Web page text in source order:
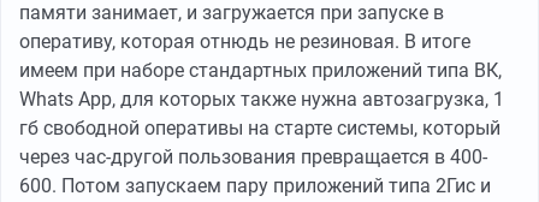
памяти занимает, и загружается при запуске в
оперативу, которая отнюдь не резиновая. В итоге
имеем при наборе стандартных приложений типа ВК,
Whats App, для которых также нужна автозагрузка, 1
гб свободной оперативы на старте системы, который
через час-другой пользования превращается в 400-
600. Потом запускаем пару приложений типа 2Гис и